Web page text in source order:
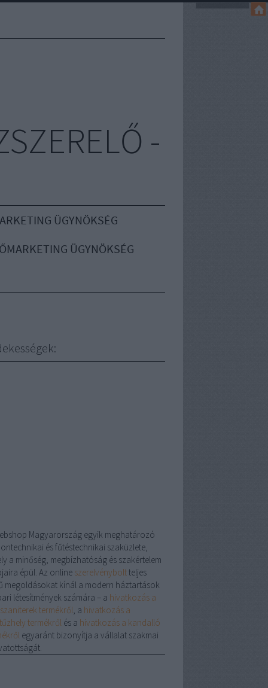
-
ÜGYNÖKSÉG
ÜGYNÖKSÉG
Magyarország egyik meghatározó
és fűtéstechnikai szaküzlete,
a minőség, megbízhatóság és szakértelem
épül. Az online szerelvényboltteljes
megoldásokat kínál a modern háztartások
létesítmények számára – a hivatkozás a
termékről, a hivatkozás a
termékről és a hivatkozás a kandalló
egyaránt bizonyítja a vállalat szakmai